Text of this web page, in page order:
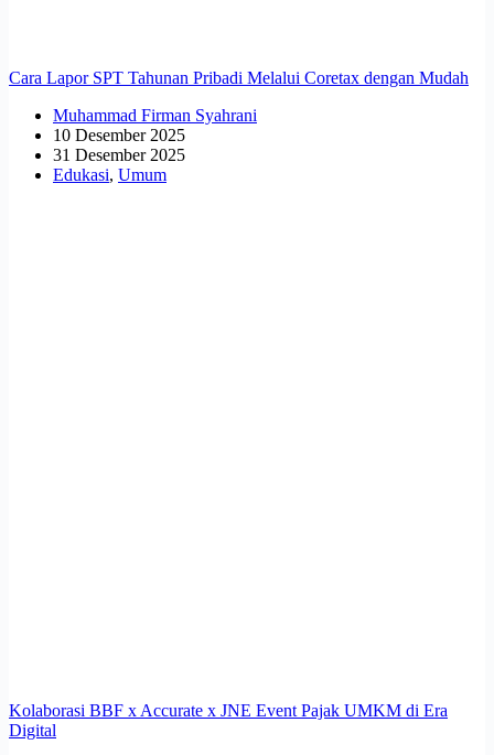
Cara Lapor SPT Tahunan Pribadi Melalui Coretax dengan Mudah
Muhammad Firman Syahrani
10 Desember 2025
31 Desember 2025
Edukasi, Umum
Kolaborasi BBF x Accurate x JNE Event Pajak UMKM di Era
Digital